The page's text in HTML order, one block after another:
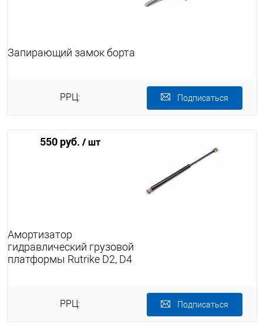
Запирающий замок борта
РРЦ:
550 руб. / шт
Подписаться
Амортизатор
гидравлический грузовой
платформы Rutrike D2, D4
РРЦ: Подписаться